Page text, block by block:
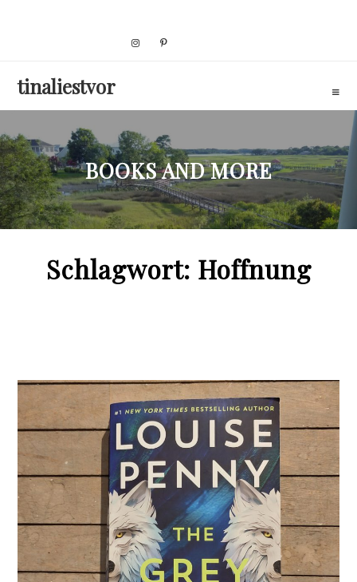
tinaliestvor
BOOKS AND MORE
Schlagwort: Hoffnung